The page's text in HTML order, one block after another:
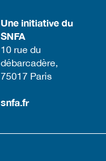
Une initiative du
SNFA
​10 rue du
débarcadère,
75017 Paris​
snfa.fr